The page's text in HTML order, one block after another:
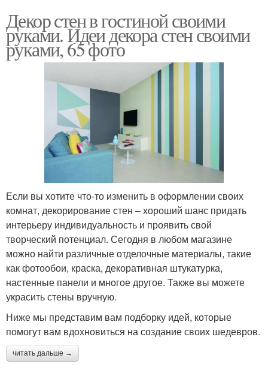
Декор стен в гостиной своими
руками. Идеи декора стен своими
руками, 65 фото
Если вы хотите что-то изменить в оформлении своих
комнат, декорирование стен – хороший шанс придать
интерьеру индивидуальность и проявить свой
творческий потенциал. Сегодня в любом магазине
можно найти различные отделочные материалы, такие
как фотообои, краска, декоративная штукатурка,
настенные панели и многое другое. Также вы можете
украсить стены вручную.
Ниже мы представим вам подборку идей, которые
помогут вам вдохновиться на создание своих шедевров.
читать дальше →